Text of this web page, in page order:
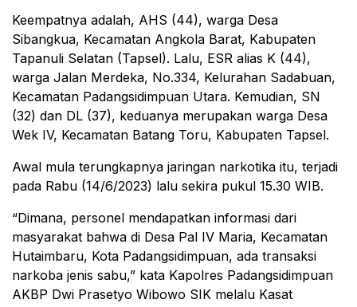
Keempatnya adalah, AHS (44), warga Desa
Sibangkua, Kecamatan Angkola Barat, Kabupaten
Tapanuli Selatan (Tapsel). Lalu, ESR alias K (44),
warga Jalan Merdeka, No.334, Kelurahan Sadabuan,
Kecamatan Padangsidimpuan Utara. Kemudian, SN
(32) dan DL (37), keduanya merupakan warga Desa
Wek IV, Kecamatan Batang Toru, Kabupaten Tapsel.
Awal mula terungkapnya jaringan narkotika itu, terjadi
pada Rabu (14/6/2023) lalu sekira pukul 15.30 WIB.
“Dimana, personel mendapatkan informasi dari
masyarakat bahwa di Desa Pal IV Maria, Kecamatan
Hutaimbaru, Kota Padangsidimpuan, ada transaksi
narkoba jenis sabu,” kata Kapolres Padangsidimpuan
AKBP Dwi Prasetyo Wibowo SIK melalu Kasat